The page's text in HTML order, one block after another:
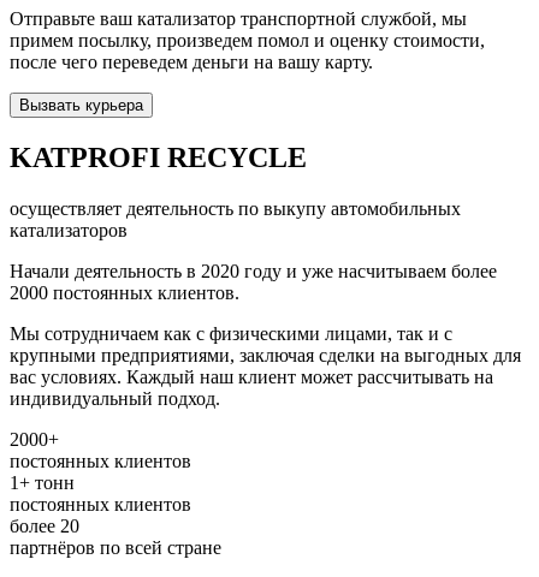
Отправьте ваш катализатор транспортной службой, мы
примем посылку, произведем помол и оценку стоимости,
после чего переведем деньги на вашу карту.
Вызвать курьера
KATPROFI RECYCLE
осуществляет деятельность по выкупу автомобильных
катализаторов
Начали деятельность в 2020 году и уже насчитываем более
2000 постоянных клиентов.
Мы сотрудничаем как с физическими лицами, так и с
крупными предприятиями, заключая сделки на выгодных для
вас условиях. Каждый наш клиент может рассчитывать на
индивидуальный подход.
2000+
постоянных клиентов
1+ тонн
постоянных клиентов
более 20
партнёров по всей стране